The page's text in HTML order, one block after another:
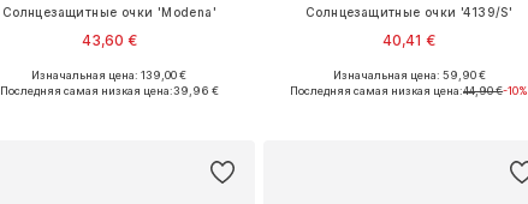
Солнцезащитные очки 'Modena'
43,60 €
Доступные размеры: One Size
Изначальная цена: 139,00 €
Последняя самая низкая цена:39,96 €
Солнцезащитные очки '4139/S'
40,41 €
Доступные размеры: One Size
Изначальная цена: 59,90 €
Последняя самая низкая цена:44,90 €-10%